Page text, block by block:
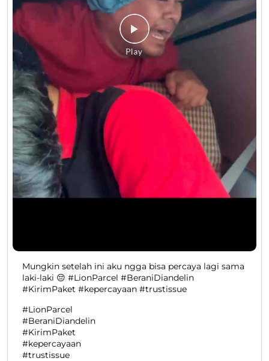
Mungkin setelah ini aku ngga bisa percaya lagi sama
laki-laki 😔 #LionParcel #BeraniDiandelin
#KirimPaket #kepercayaan #trustissue
#LionParcel
#BeraniDiandelin
#KirimPaket
#kepercayaan
#trustissue